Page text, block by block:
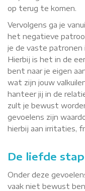
op terug te komen.
Vervolgens ga je
het negatieve
je de vaste patronen
Hierbij is het in de
bent naar je eigen
wat zijn jouw
hanteer jij in de
zult je bewust
gevoelens zijn
hierbij aan irritaties,
De liefde
Onder deze
vaak niet bewust